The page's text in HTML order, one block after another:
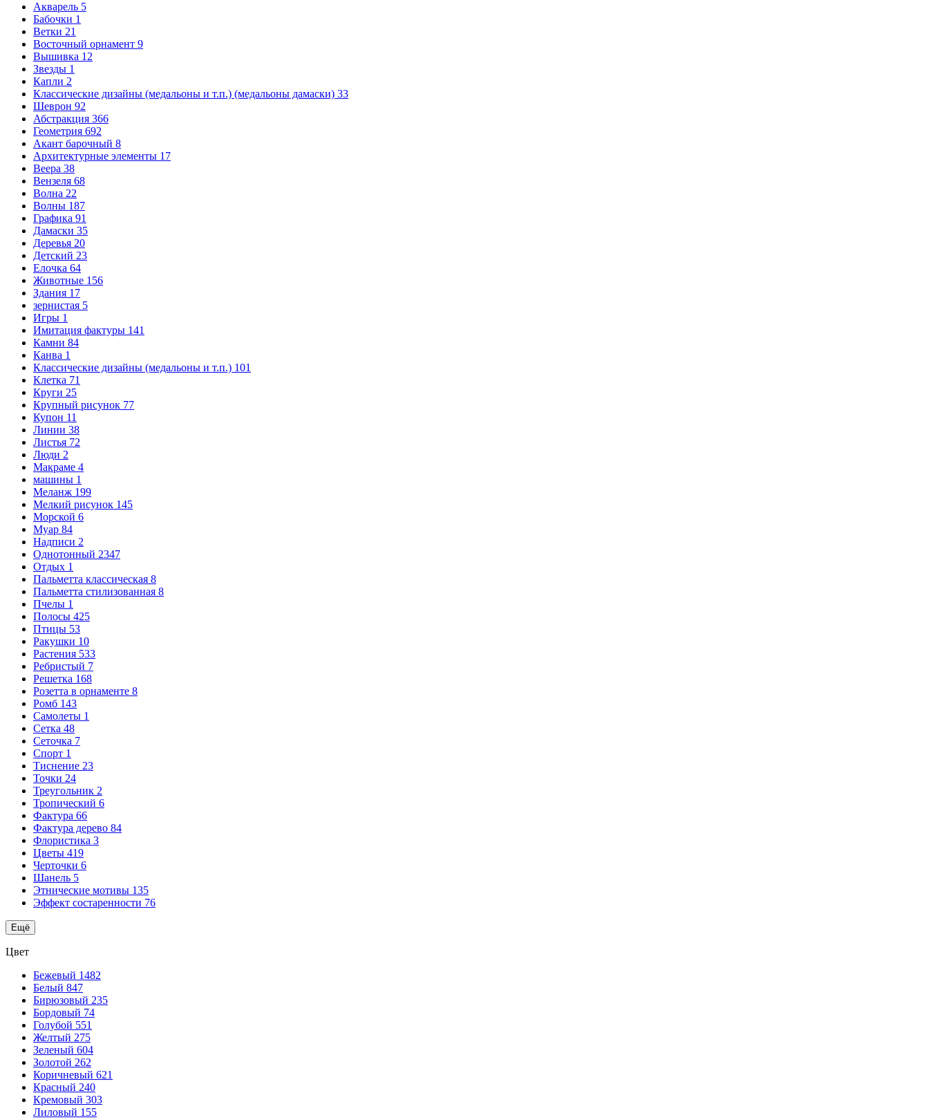
Акварель 5
Бабочки 1
Ветки 21
Восточный орнамент 9
Вышивка 12
Звезды 1
Капли 2
Классические дизайны (медальоны и т.п.) (медальоны дамаски) 33
Шеврон 92
Абстракция 366
Геометрия 692
Акант барочный 8
Архитектурные элементы 17
Веера 38
Вензеля 68
Волна 22
Волны 187
Графика 91
Дамаски 35
Деревья 20
Детский 23
Елочка 64
Животные 156
Здания 17
зернистая 5
Игры 1
Имитация фактуры 141
Камни 84
Канва 1
Классические дизайны (медальоны и т.п.) 101
Клетка 71
Круги 25
Крупный рисунок 77
Купон 11
Линии 38
Листья 72
Люди 2
Макраме 4
машины 1
Меланж 199
Мелкий рисунок 145
Морской 6
Муар 84
Надписи 2
Однотонный 2347
Отдых 1
Пальметта классическая 8
Пальметта стилизованная 8
Пчелы 1
Полосы 425
Птицы 53
Ракушки 10
Растения 533
Ребристый 7
Решетка 168
Розетта в орнаменте 8
Ромб 143
Самолеты 1
Сетка 48
Сеточка 7
Спорт 1
Тиснение 23
Точки 24
Треугольник 2
Тропический 6
Фактура 66
Фактура дерево 84
Флористика 3
Цветы 419
Черточки 6
Шанель 5
Этнические мотивы 135
Эффект состаренности 76
Ещё
Цвет
Бежевый 1482
Белый 847
Бирюзовый 235
Бордовый 74
Голубой 551
Желтый 275
Зеленый 604
Золотой 262
Коричневый 621
Красный 240
Кремовый 303
Лиловый 155